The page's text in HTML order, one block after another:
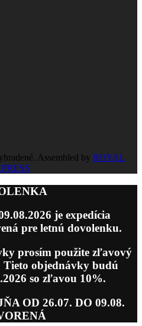
Assembled by ROYAL
je expedícia
pre letnú dovolenku.
prosím použite zľavový
objednávky budú
so zľavou 10%.
OD 26.07. DO 09.08.